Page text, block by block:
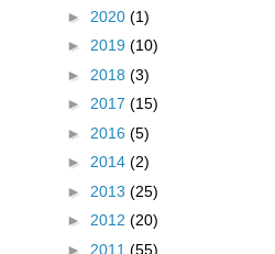
► 2020 (1)
► 2019 (10)
► 2018 (3)
► 2017 (15)
► 2016 (5)
► 2014 (2)
► 2013 (25)
► 2012 (20)
► 2011 (55)